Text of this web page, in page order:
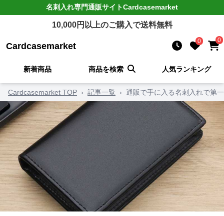
名刺入れ専門通販サイトCardcasemarket
10,000円以上のご購入で送料無料
Cardcasemarket 0 0
新着商品 商品を検索 人気ランキング
Cardcasemarket TOP › 記事一覧 › 通販で手に入る名刺入れで第